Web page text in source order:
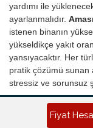
yardımı ile
ayarlanmalıdır.
istenen binanın
yükseldikçe yakıt
yansıyacaktır. Her
pratik çözümü sunan
stressiz ve sorunsuz
Amasra Nakliyat
Fiyat